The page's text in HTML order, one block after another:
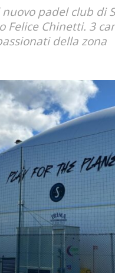
padel club
Felice Chinetti. 3
della zona